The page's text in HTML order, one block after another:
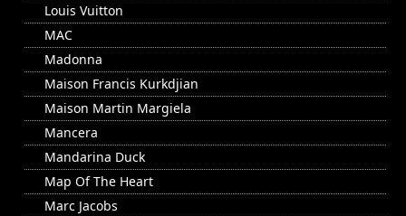
Louis Vuitton
MAC
Madonna
Maison Francis Kurkdjian
Maison Martin Margiela
Mancera
Mandarina Duck
Map Of The Heart
Marc Jacobs